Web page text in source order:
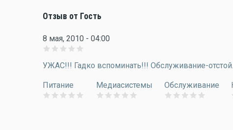
Отзыв от Гость
8 мая, 2010 - 04:00
УЖАС!!! Гадко вспоминать!!! Обслуживание-
Питание Медиасистемы Обслуживание